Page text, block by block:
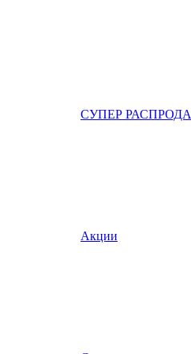
СУПЕР
Акции